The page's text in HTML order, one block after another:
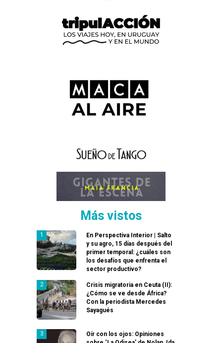
Más vistos
En Perspectiva Interior | Salto
y su agro, 15 días después del
primer temporal: ¿cuáles son
los desafíos que enfrenta el
sector productivo?
Crisis migratoria en Ceuta (II):
¿Cómo se ve desde África?
Con la periodista Mercedes
Sayagués
Oír con los ojos: Opiniones